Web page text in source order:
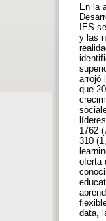
En la
IES
y las
arrojó
que
1762
310
oferta
data,